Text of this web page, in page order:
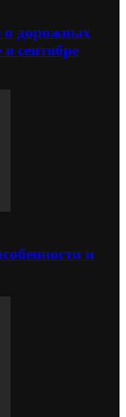
о дорожных
сентябре
и